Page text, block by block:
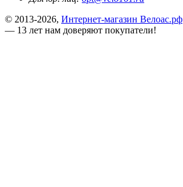
© 2013-2026, Интернет-магазин Велоас.рф
— 13 лет нам доверяют покупатели!